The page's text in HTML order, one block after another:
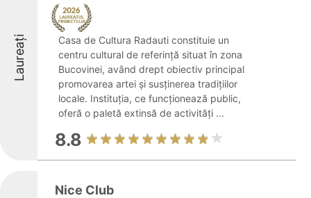
Laureați
Casa de Cultura Radauti constituie un
centru cultural de referință situat în zona
Bucovinei, având drept obiectiv principal
promovarea artei și susținerea tradițiilor
locale. Instituția, ce funcționează public,
oferă o paletă extinsă de activități ...
8.8
Nice Club